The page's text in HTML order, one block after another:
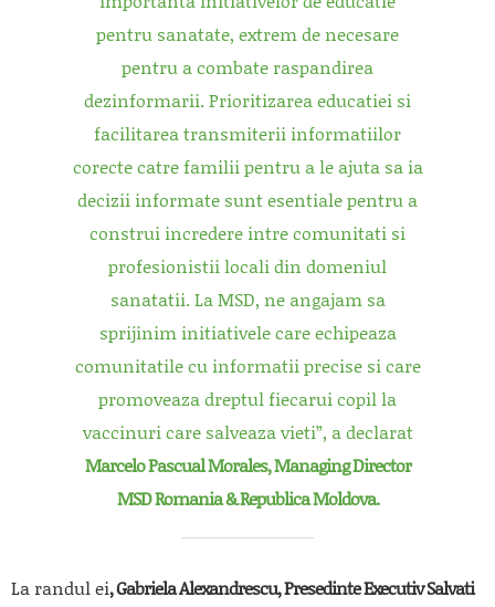
pentru sanatate, extrem de necesare
pentru a combate raspandirea
dezinformarii. Prioritizarea educatiei si
facilitarea transmiterii informatiilor
corecte catre familii pentru a le ajuta sa ia
decizii informate sunt esentiale pentru a
construi incredere intre comunitati si
profesionistii locali din domeniul
sanatatii. La MSD, ne angajam sa
sprijinim initiativele care echipeaza
comunitatile cu informatii precise si care
promoveazadreptul fiecarui copil la
vaccinuri care salveaza vieti”, adeclarat
Marcelo Pascual Morales, Managing Director
MSD Romania & Republica Moldova.
La randul ei, Gabriela Alexandrescu, Presedinte Executiv Salvati